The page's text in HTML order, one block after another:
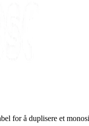
for å duplisere et